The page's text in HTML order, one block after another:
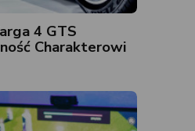
4 GTS
Charakterowi